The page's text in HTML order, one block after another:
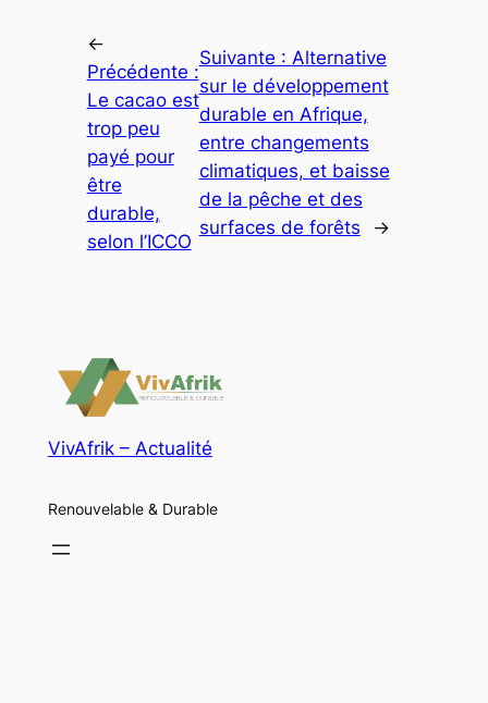
←
Précédente :
Le cacao est
trop peu
payé pour
être
durable,
selon l’ICCO
Suivante : Alternative
sur le développement
durable en Afrique,
entre changements
climatiques, et baisse
de la pêche et des
surfaces de forêts
→
VivAfrik – Actualité
Renouvelable & Durable